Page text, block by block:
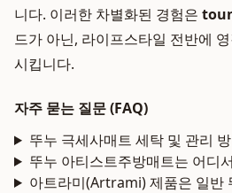
니다. 이러한 차별화된 경험은
드가 아닌, 라이프스타일 전반에
시킵니다.
자주 묻는 질문 (FAQ)
뚜누 극세사매트 세탁 및 관리
뚜누 아티스트주방매트는 어디
아트라미(Artrami) 제품은 일반